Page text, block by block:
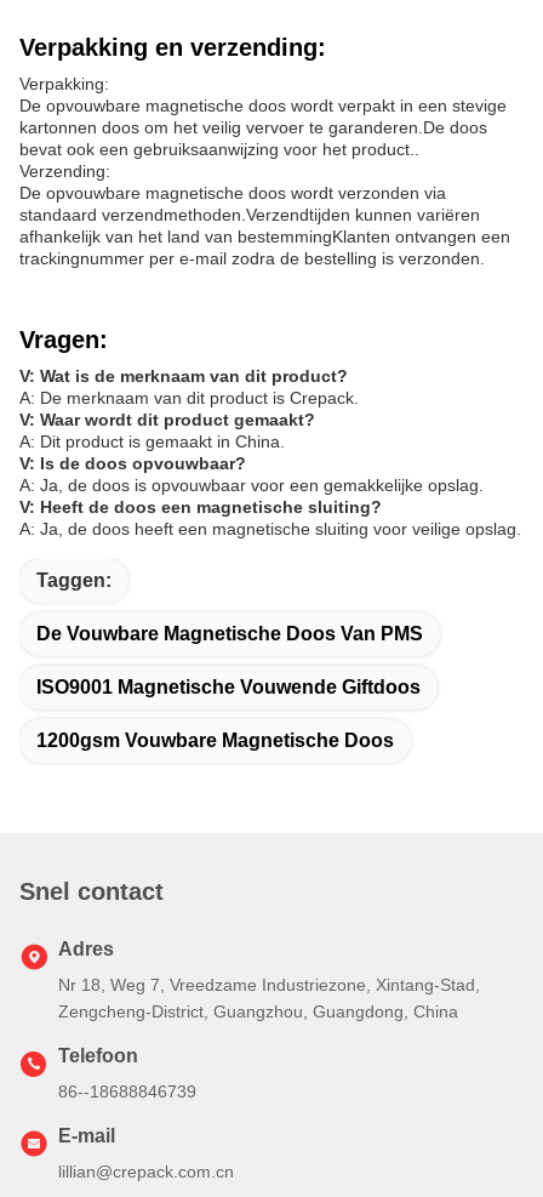
Verpakking en verzending:
Verpakking:
De opvouwbare magnetische doos wordt verpakt in een stevige
kartonnen doos om het veilig vervoer te garanderen.De doos
bevat ook een gebruiksaanwijzing voor het product..
Verzending:
De opvouwbare magnetische doos wordt verzonden via
standaard verzendmethoden.Verzendtijden kunnen variëren
afhankelijk van het land van bestemmingKlanten ontvangen een
trackingnummer per e-mail zodra de bestelling is verzonden.
Vragen:
V: Wat is de merknaam van dit product?
A: De merknaam van dit product is Crepack.
V: Waar wordt dit product gemaakt?
A: Dit product is gemaakt in China.
V: Is de doos opvouwbaar?
A: Ja, de doos is opvouwbaar voor een gemakkelijke opslag.
V: Heeft de doos een magnetische sluiting?
A: Ja, de doos heeft een magnetische sluiting voor veilige opslag.
Taggen:
De Vouwbare Magnetische Doos Van PMS
ISO9001 Magnetische Vouwende Giftdoos
1200gsm Vouwbare Magnetische Doos
Snel contact
Adres
Nr 18, Weg 7, Vreedzame Industriezone, Xintang-Stad,
Zengcheng-District, Guangzhou, Guangdong, China
Telefoon
86--18688846739
E-mail
lillian@crepack.com.cn